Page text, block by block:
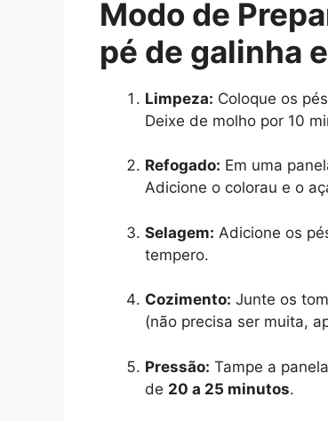
Modo de
pé de galinha
Limpeza: Coloque os
Deixe de molho por 10
Refogado: Em uma
Adicione o colorau e o
Selagem: Adicione os
tempero.
Cozimento: Junte os
(não precisa ser muita,
Pressão: Tampe a
de 20 a 25 minutos.